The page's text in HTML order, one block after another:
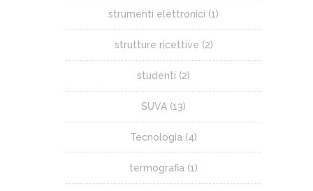
strumenti elettronici (1)
strutture ricettive (2)
studenti (2)
SUVA (13)
Tecnologia (4)
termografia (1)